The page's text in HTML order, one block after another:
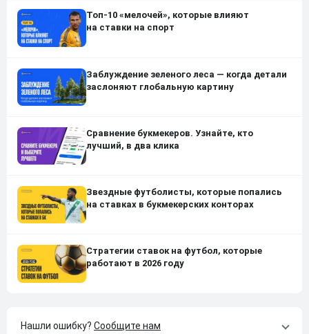
Топ-10 «мелочей», которые влияют
на ставки на спорт
Заблуждение зеленого леса — когда детали
заслоняют глобальную картину
Сравнение букмекеров. Узнайте, кто
лучший, в два клика
Звездные футболисты, которые попались
на ставках в букмекерских конторах
Стратегии ставок на футбол, которые
работают в 2026 году
Нашли ошибку? Сообщите нам